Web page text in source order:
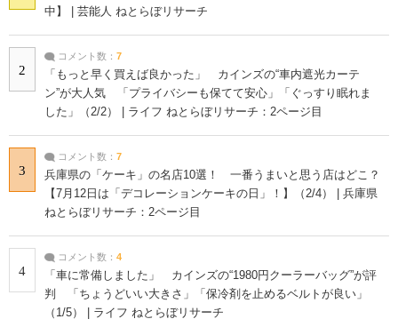
中】 | 芸能人 ねとらぼリサーチ
2
コメント数： 7
「もっと早く買えば良かった」 カインズの“車内遮光カーテ
ン”が大人気 「プライバシーも保てて安心」「ぐっすり眠れま
した」（2/2） | ライフ ねとらぼリサーチ：2ページ目
3
コメント数： 7
兵庫県の「ケーキ」の名店10選！ 一番うまいと思う店はどこ？
【7月12日は「デコレーションケーキの日」！】（2/4） | 兵庫県
ねとらぼリサーチ：2ページ目
4
コメント数： 4
「車に常備しました」 カインズの“1980円クーラーバッグ”が評
判 「ちょうどいい大きさ」「保冷剤を止めるベルトが良い」
（1/5） | ライフ ねとらぼリサーチ